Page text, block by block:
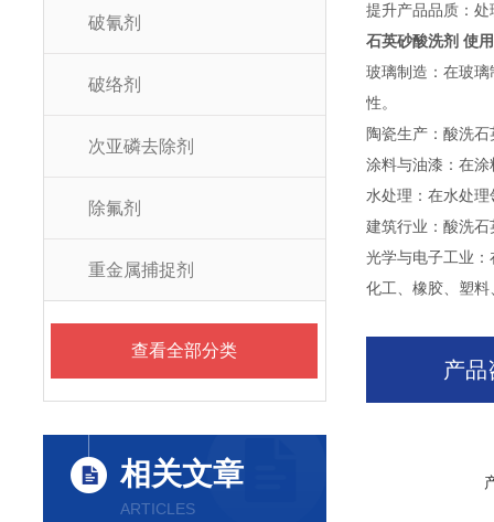
破氰剂
破络剂
次亚磷去除剂
除氟剂
重金属捕捉剂
查看全部分类
相关文章
ARTICLES
提升产品品质：
石英砂酸洗剂 使
玻璃制造：在玻
性。
陶瓷生产：酸洗
涂料与油漆：在
水处理：在水处
建筑行业：酸洗
光学与电子工业
化工、橡胶、塑
产品